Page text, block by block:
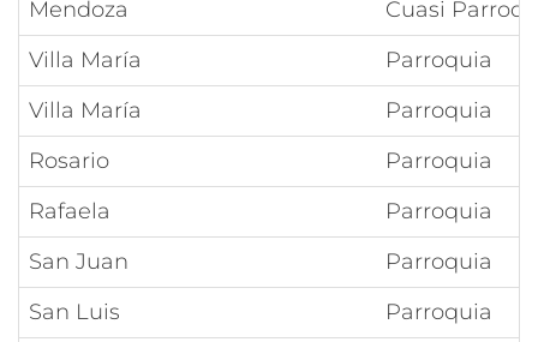
Mendoza
Cuasi
Villa María
Parroquia
Villa María
Parroquia
Rosario
Parroquia
Rafaela
Parroquia
San Juan
Parroquia
San Luis
Parroquia